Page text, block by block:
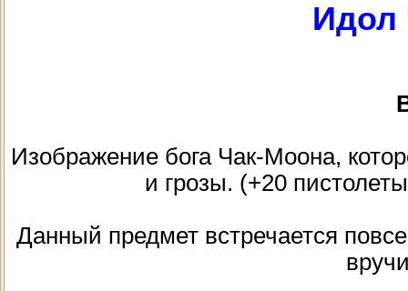
Идол
Изображение бога Чак-Моона,
и грозы. (+20
Данный предмет встречается